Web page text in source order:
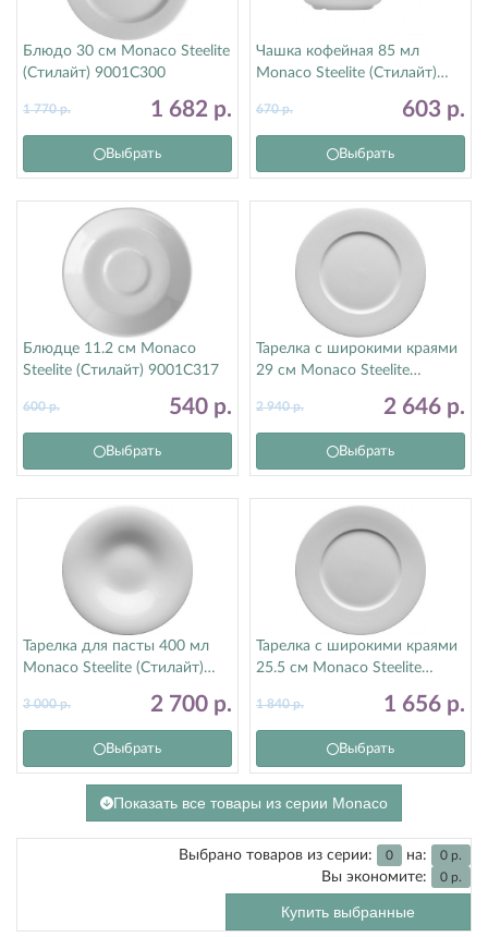
Блюдо 30 см Monaco Steelite
(Стилайт) 9001C300
1 682 р.
1 770р.
Выбрать
Чашка кофейная 85 мл
Monaco Steelite (Стилайт)
603 р.
670р.
Выбрать
Блюдце 11.2 см Monaco
Steelite (Стилайт) 9001C317
540 р.
600р.
Выбрать
Тарелка с широкими краями
29 см Monaco Steelite
2 646 р.
2 940р.
Выбрать
Тарелка для пасты 400 мл
Monaco Steelite (Стилайт)
2 700 р.
3 000р.
Выбрать
Тарелка с широкими краями
25.5 см Monaco Steelite
1 656 р.
1 840р.
Выбрать
Показать все товары из серии Monaco
Выбрано товаров из серии: 0 на: 0 р.
Вы экономите: 0 р.
Купить выбранные